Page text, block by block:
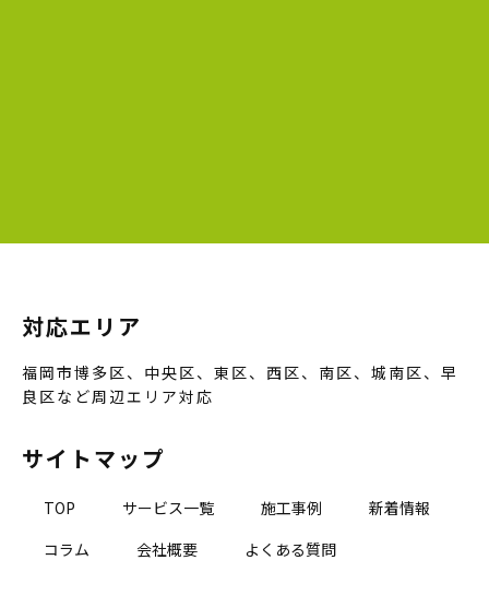
対応エリア
福岡市博多区、中央区、東区、西区、南区、城南区、早
良区など周辺エリア対応
サイトマップ
TOP サービス一覧 施工事例
新着情報
コラム
会社概要 よくある質問